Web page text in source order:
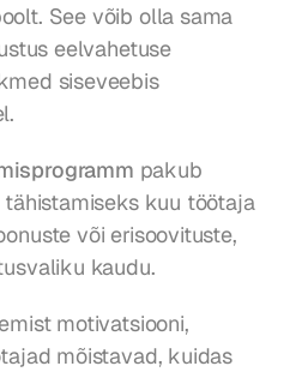
See võib olla sama
eelvahetuse
siseveebis
pakub
kuu töötaja
või erisoovituste,
kaudu.
motivatsiooni,
mõistavad, kuidas